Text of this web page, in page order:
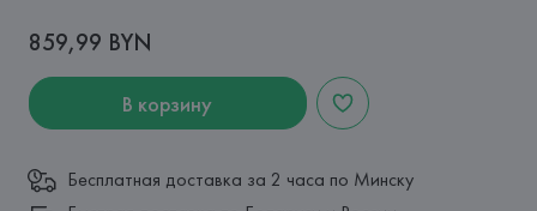
859,99 BYN
В корзину
Бесплатная доставка за 2 часа по Минску